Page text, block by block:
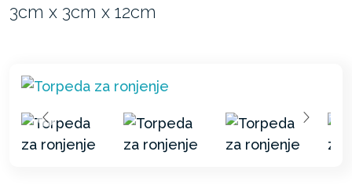
3cm x 3cm x 12cm